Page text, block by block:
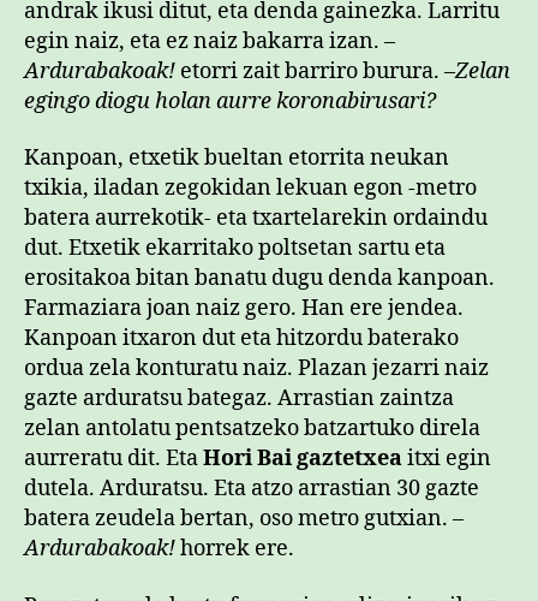
andrak ikusi ditut, eta denda gainezka. Larritu
egin naiz, eta ez naiz bakarra izan. –
Ardurabakoak! etorri zait barriro burura. –Zelan
egingo diogu holan aurre koronabirusari?
Kanpoan, etxetik bueltan etorrita neukan
txikia, iladan zegokidan lekuan egon -metro
batera aurrekotik- eta txartelarekin ordaindu
dut. Etxetik ekarritako poltsetan sartu eta
erositakoa bitan banatu dugu denda kanpoan.
Farmaziara joan naiz gero. Han ere jendea.
Kanpoan itxaron dut eta hitzordu baterako
ordua zela konturatu naiz. Plazan jezarri naiz
gazte arduratsu bategaz. Arrastian zaintza
zelan antolatu pentsatzeko batzartuko direla
aurreratu dit. EtaHori Bai gaztetxeaitxi egin
dutela. Arduratsu. Eta atzo arrastian 30 gazte
batera zeudela bertan, oso metro gutxian. –
Ardurabakoak!horrek ere.